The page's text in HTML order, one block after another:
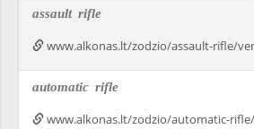
assault rifle
www.alkonas.lt/zodzio/assault-rifle/
automatic rifle
www.alkonas.lt/zodzio/automatic-